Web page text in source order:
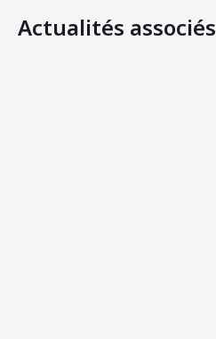
Actualités associés